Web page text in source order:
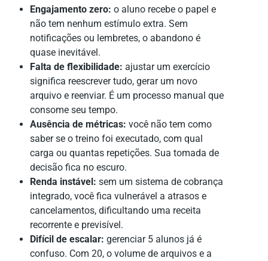
Engajamento zero: o aluno recebe o papel e
não tem nenhum estímulo extra. Sem
notificações ou lembretes, o abandono é
quase inevitável.
Falta de flexibilidade: ajustar um exercício
significa reescrever tudo, gerar um novo
arquivo e reenviar. É um processo manual que
consome seu tempo.
Ausência de métricas: você não tem como
saber se o treino foi executado, com qual
carga ou quantas repetições. Sua tomada de
decisão fica no escuro.
Renda instável: sem um sistema de cobrança
integrado, você fica vulnerável a atrasos e
cancelamentos, dificultando uma receita
recorrente e previsível.
Difícil de escalar: gerenciar 5 alunos já é
confuso. Com 20, o volume de arquivos e a